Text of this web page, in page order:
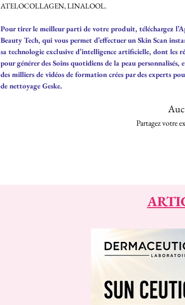
ATELOCOLLAGEN, LINALOOL.
Pour tirer le meilleur parti de votre produit, téléchargez
Beauty Tech, qui vous permet d’effectuer un Skin Scan
sa technologie exclusive d’intelligence artificielle, dont les
pour générer des Soins quotidiens de la peau personnalisés,
des milliers de vidéos de formation crées par des experts
de nettoyage Geske.
Partagez votre